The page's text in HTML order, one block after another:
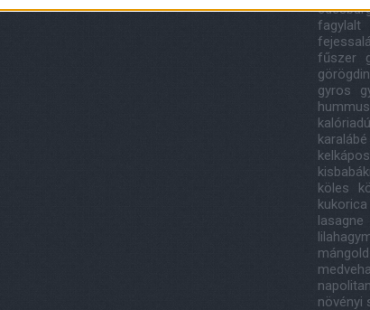
fagylalt
fűszer
gyros
karalábé
köles
kukorica
lasagne
mángold
növényi